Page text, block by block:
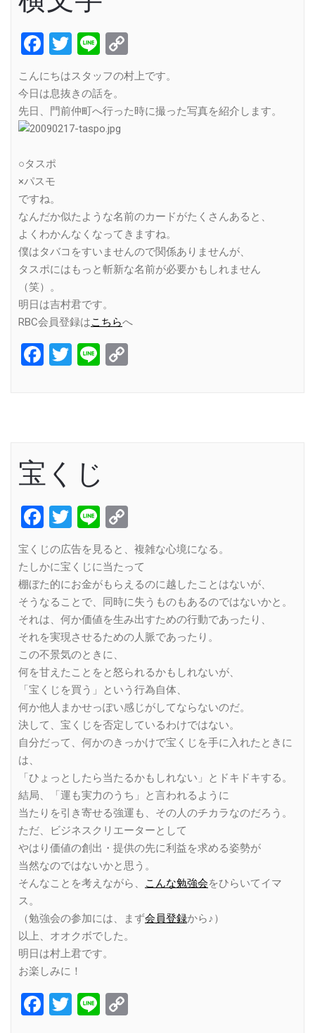
Facebook
Twitter
Line
Link
こんにちはスタッフの村上です。
今日は息抜きの話を。
先日、門前仲町へ行った時に撮った写真を紹介します。
○タスポ
×パスモ
ですね。
なんだか似たような名前のカードがたくさんあると、
よくわかんなくなってきますね。
僕はタバコをすいませんので関係ありませんが、
タスポにはもっと斬新な名前が必要かもしれません
（笑）。
明日は吉村君です。
RBC会員登録はこちらへ
Facebook
Twitter
Line
宝くじ
Facebook
Twitter
Line
Link
宝くじの広告を見ると、複雑な心境になる。
たしかに宝くじに当たって
棚ぼた的にお金がもらえるのに越したことはないが、
そうなることで、同時に失うものもあるのではないかと。
それは、何か価値を生み出すための行動であったり、
それを実現させるための人脈であったり。
この不景気のときに、
何を甘えたことをと怒られるかもしれないが、
「宝くじを買う」という行為自体、
何か他人まかせっぽい感じがしてならないのだ。
決して、宝くじを否定しているわけではない。
自分だって、何かのきっかけで宝くじを手に入れたときに
は、
「ひょっとしたら当たるかもしれない」とドキドキする。
結局、「運も実力のうち」と言われるように
当たりを引き寄せる強運も、その人のチカラなのだろう。
ただ、ビジネスクリエーターとして
やはり価値の創出・提供の先に利益を求める姿勢が
当然なのではないかと思う。
そんなことを考えながら、
こんな勉強会をひらいてイマ
ス。
（勉強会の参加には、まず会員登録から♪）
以上、オオクボでした。
明日は村上君です。
お楽しみに！
Facebook
Twitter
Line